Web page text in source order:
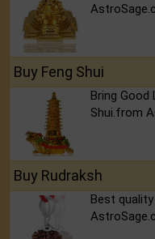
Buy Feng Shui
Bring Good
Shui.from
Buy Rudraksh
Best